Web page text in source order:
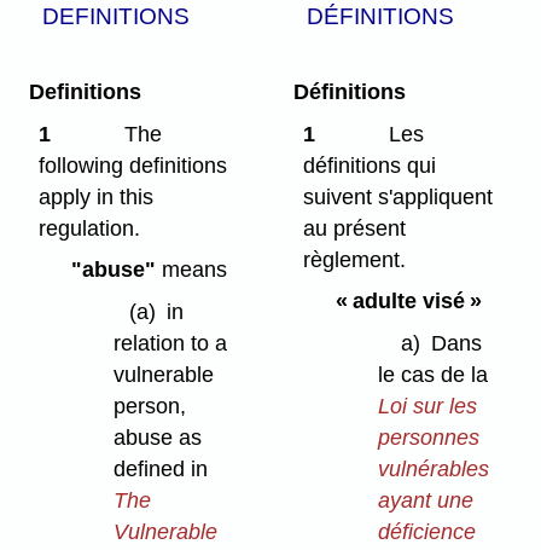
DEFINITIONS DÉFINITIONS
Definitions
1
The
following definitions
apply in this
regulation.
"abuse" means
(a) in
relation to a
vulnerable
person,
abuse as
defined in
The
Vulnerable
Définitions
1
Les
définitions qui
suivent s'appliquent
au présent
règlement.
« adulte visé »
a) Dans
le cas de la
Loi sur les
personnes
vulnérables
ayant une
déficience